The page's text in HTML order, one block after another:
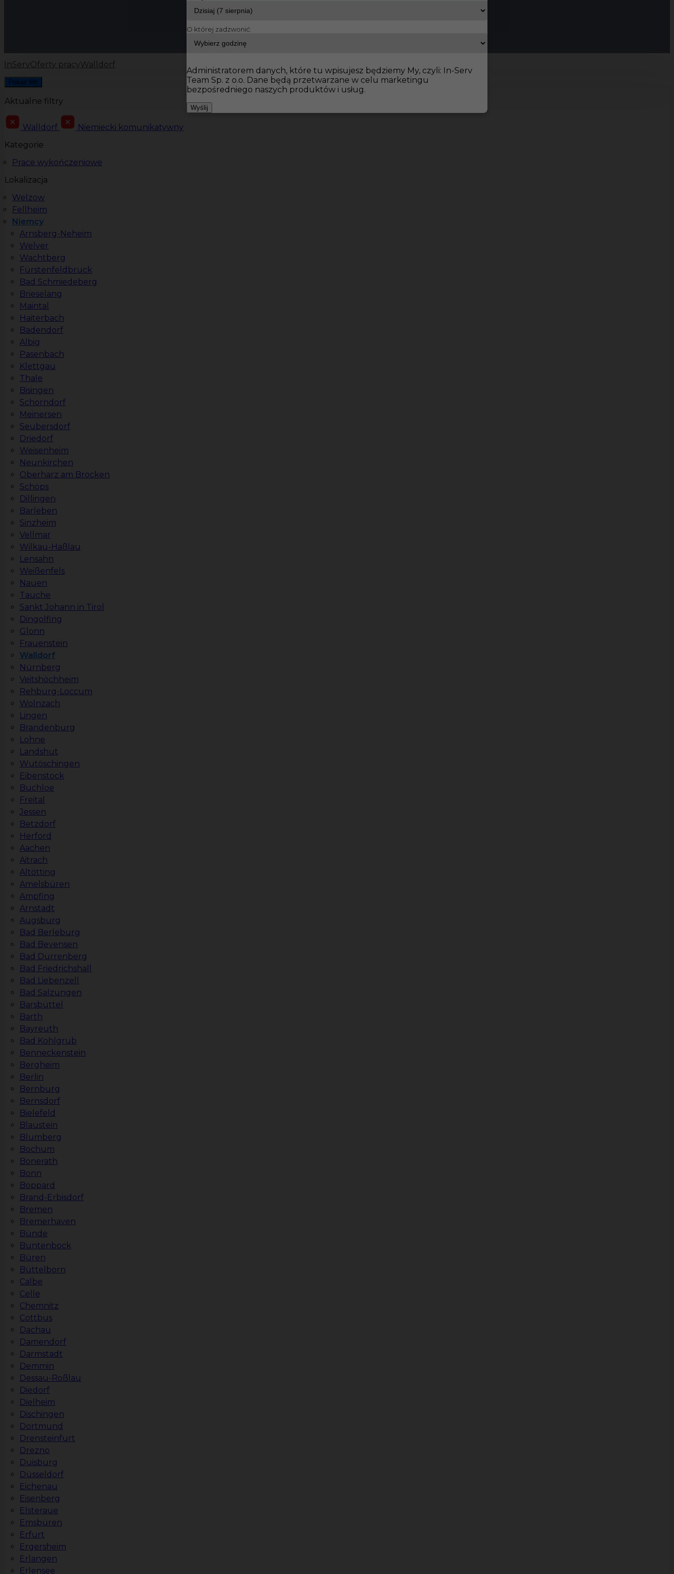
InServOferty pracyWalldorf
Pokaż filtr
Aktualne filtry
Walldorf
Niemiecki komunikatywny
Kategorie
Prace wykończeniowe
Lokalizacja
Welzow
Fellheim
Niemcy
Arnsberg-Neheim
Welver
Wachtberg
Fürstenfeldbruck
Bad Schmiedeberg
Brieselang
Maintal
Haiterbach
Badendorf
Albig
Pasenbach
Klettgau
Thale
Bisingen
Schorndorf
Meinersen
Seubersdorf
Driedorf
Weisenheim
Neunkirchen
Oberharz am Brocken
Schöps
Dillingen
Barleben
Sinzheim
Vellmar
Wilkau-Haßlau
Lensahn
Weißenfels
Nauen
Tauche
Sankt Johann in Tirol
Dingolfing
Glonn
Frauenstein
Walldorf
Nürnberg
Veitshöchheim
Rehburg-Loccum
Wolnzach
Lingen
Brandenburg
Lohne
Landshut
Wutöschingen
Eibenstock
Buchloe
Freital
Jessen
Betzdorf
Herford
Aachen
Aitrach
Altötting
Amelsbüren
Ampfing
Arnstadt
Augsburg
Bad Berleburg
Bad Bevensen
Bad Dürrenberg
Bad Friedrichshall
Bad Liebenzell
Bad Salzungen
Barsbüttel
Barth
Bayreuth
Bad Kohlgrub
Benneckenstein
Bergheim
Berlin
Bernburg
Bernsdorf
Bielefeld
Blaustein
Blumberg
Bochum
Bonerath
Bonn
Boppard
Brand-Erbisdorf
Bremen
Bremerhaven
Bünde
Buntenbock
Büren
Büttelborn
Calbe
Celle
Chemnitz
Cottbus
Dachau
Damendorf
Darmstadt
Demmin
Dessau-Roßlau
Diedorf
Dielheim
Dischingen
Dortmund
Drensteinfurt
Drezno
Duisburg
Düsseldorf
Eichenau
Eisenberg
Elsteraue
Emsbüren
Erfurt
Ergersheim
Erlangen
Erlensee
O której zadzwonić:
Administratorem danych, które tu wpisujesz będziemy My, czyli: In-Serv
Team Sp. z o.o. Dane będą przetwarzane w celu marketingu
bezpośredniego naszych produktów i usług.
Wyślij